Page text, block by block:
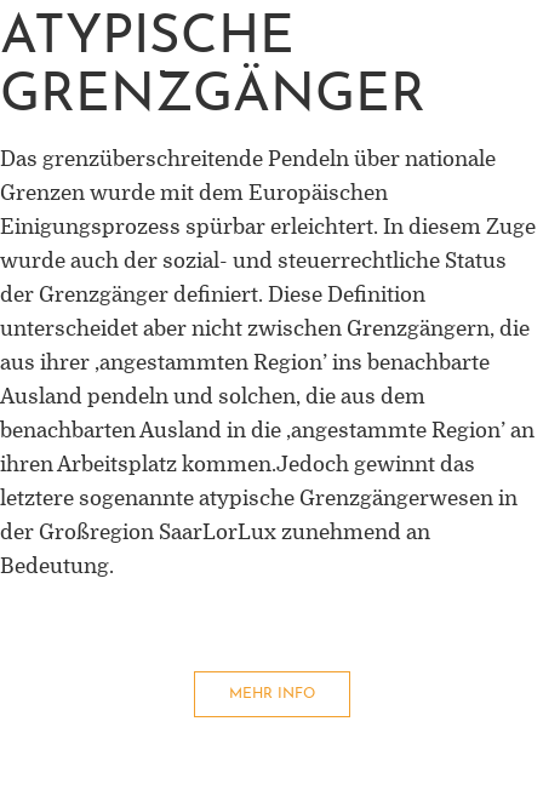
ATYPISCHE
GRENZGÄNGER
Das grenzüberschreitende Pendeln über nationale
Grenzen wurde mit dem Europäischen
Einigungsprozess spürbar erleichtert. In diesem Zuge
wurde auch der sozial- und steuerrechtliche Status
der Grenzgänger definiert. Diese Definition
unterscheidet aber nicht zwischen Grenzgängern, die
aus ihrer ‚angestammten Region’ ins benachbarte
Ausland pendeln und solchen, die aus dem
benachbarten Ausland in die ‚angestammte Region’ an
ihren Arbeitsplatz kommen.Jedoch gewinnt das
letztere sogenannte atypische Grenzgängerwesen in
der Großregion SaarLorLux zunehmend an
Bedeutung.
MEHR INFO